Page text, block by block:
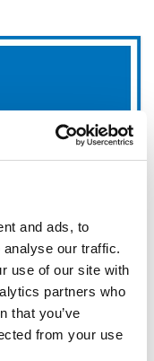
and ads, to
our traffic.
use of our site with
partners who
that you’ve
from your use